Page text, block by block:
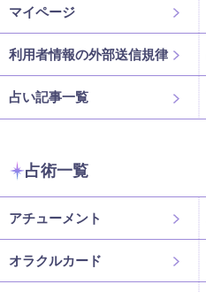
マイページ
利用者情報の外部送信規律
占い記事一覧
占術一覧
アチューメント
オラクルカード